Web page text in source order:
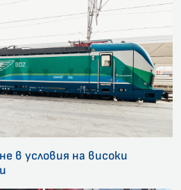
в условия на високи